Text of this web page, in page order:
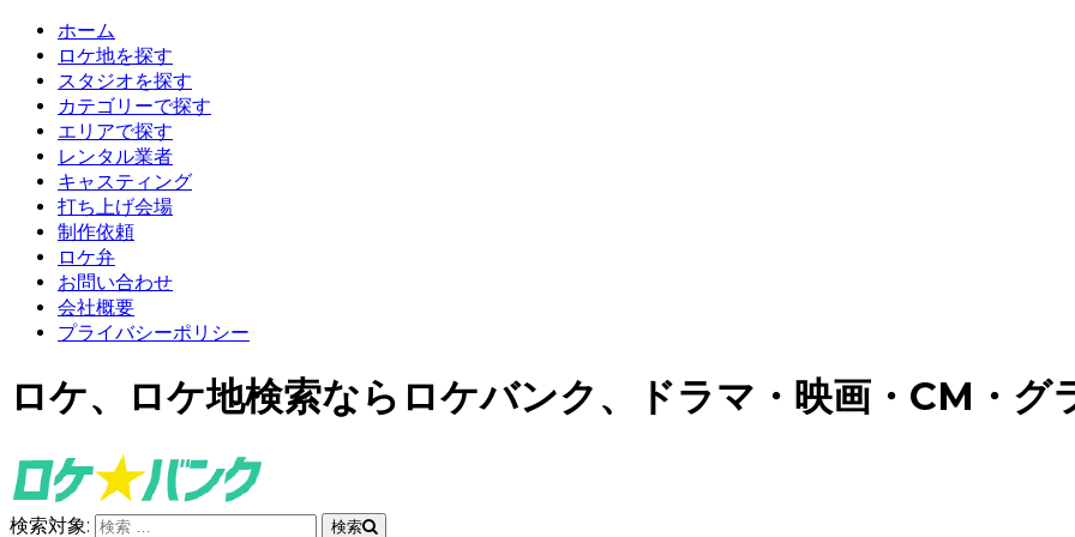
ホーム
ロケ地を探す
スタジオを探す
カテゴリーで探す
エリアで探す
レンタル業者
キャスティング
打ち上げ会場
制作依頼
ロケ弁
お問い合わせ
会社概要
プライバシーポリシー
ロケ、ロケ地検索ならロケバンク、ドラマ・映画・CM・グ
検索対象: 検索